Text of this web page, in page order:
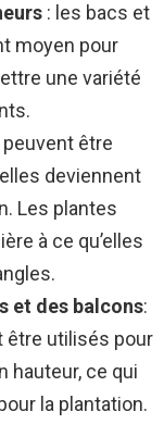
: les bacs et
moyen pour
une variété
être
deviennent
Les plantes
à ce qu’elles
et des balcons:
être utilisés pour
hauteur, ce qui
la plantation.